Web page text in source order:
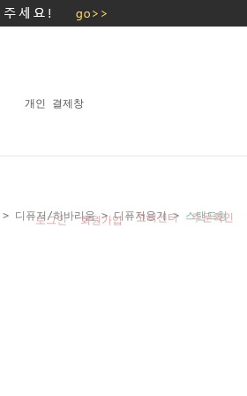
개인 결제창
로그인 회원가입 고객센터 주문확인
디퓨저/하바리움>디퓨저용기 > 스탠드형